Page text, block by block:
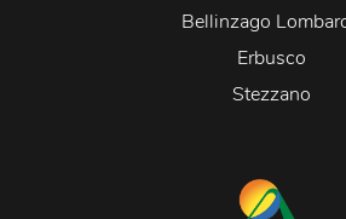
Bellinzago
Erbusco
Stezzano